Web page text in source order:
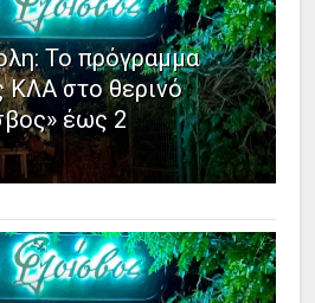
Το πρόγραμμα
ΚΛΑ στο θερινό
έως 2